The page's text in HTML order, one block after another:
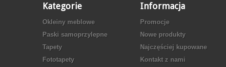
Kategorie
Okleiny meblowe
Paski samoprzylepne
Tapety
Fototapety
Informacja
Promocje
Nowe produkty
Najczęściej kupowane
Kontakt z nami